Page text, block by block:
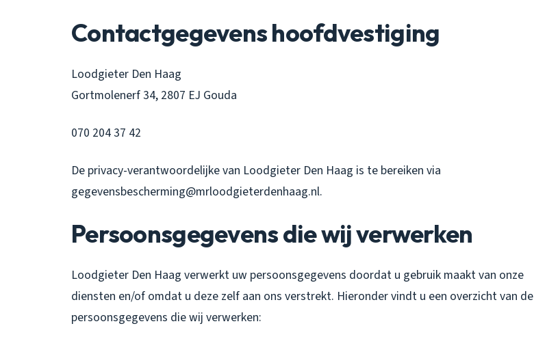
Contactgegevens hoofdvestiging
Loodgieter Den Haag
Gortmolenerf 34, 2807 EJ Gouda
070 204 37 42
De privacy-verantwoordelijke van Loodgieter Den Haag is te bereiken via
gegevensbescherming@mrloodgieterdenhaag.nl.
Persoonsgegevens die wij verwerken
Loodgieter Den Haag verwerkt uw persoonsgegevens doordat u gebruik maakt van onze
diensten en/of omdat u deze zelf aan ons verstrekt. Hieronder vindt u een overzicht van de
persoonsgegevens die wij verwerken: